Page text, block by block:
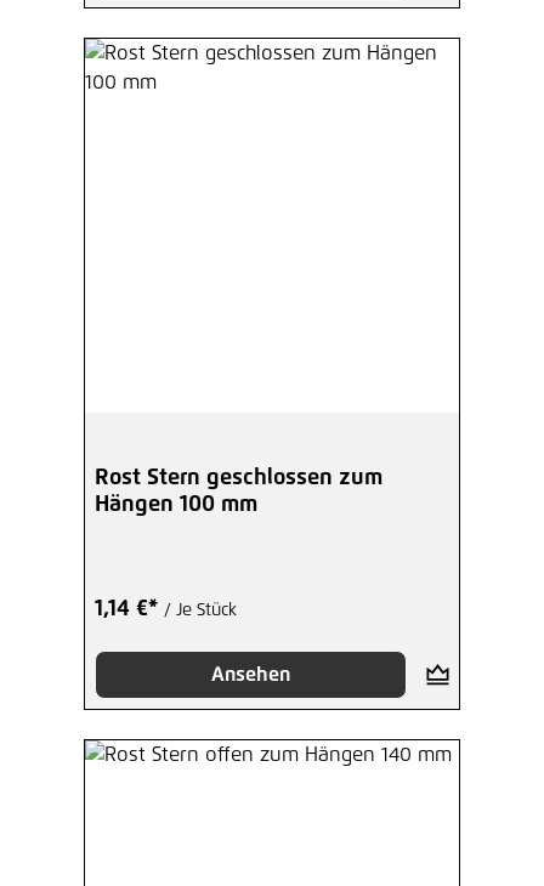
Rost Stern geschlossen zum
Hängen 100 mm
1,14 €* / Je Stück
Ansehen